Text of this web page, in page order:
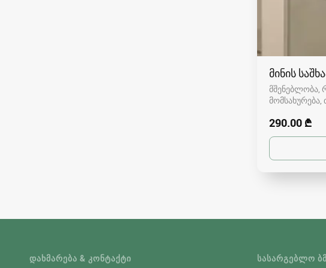
მინის
მშენებლობა,
მომსახურება
290.00 ₾
ᲓᲐᲮᲛᲐᲠᲔᲑᲐ & ᲙᲝᲜᲢᲐᲥᲢᲘ ᲡᲐᲡᲐᲠᲒᲔᲑᲚᲝ